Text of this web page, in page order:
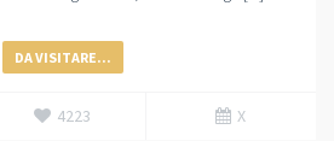
DA VISITARE...
4223 X